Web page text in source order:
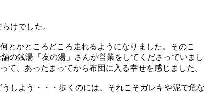
けでした。
とかところどころ走れるようになりました。そのこ
の銭湯「友の湯」さんが営業をしてくださっていまし
て、あったまってから布団に入る幸せを感じました。
しよう・・・歩くのには、それこそガレキや泥で危な